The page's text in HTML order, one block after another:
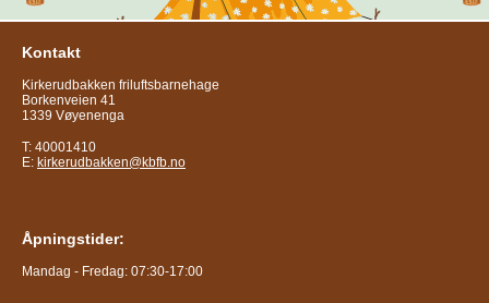
Kontakt
Kirkerudbakken friluftsbarnehage
Borkenveien 41
1339 Vøyenenga
T: 40001410
E: kirkerudbakken@kbfb.no
Åpningstider:
Mandag - Fredag: 07:30-17:00